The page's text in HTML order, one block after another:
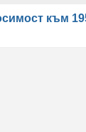
към